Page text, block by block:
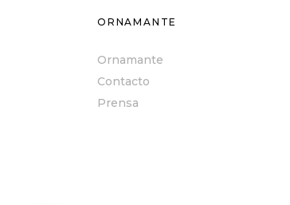
ORNAMANTE
Ornamante
Contacto
Prensa